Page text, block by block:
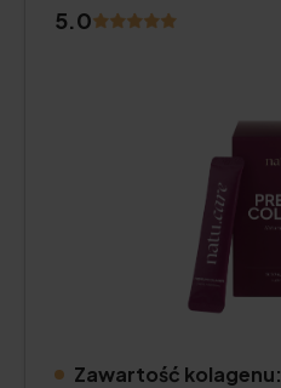
5.0
Zawartość kolagenu: